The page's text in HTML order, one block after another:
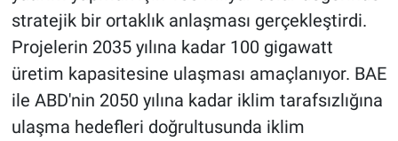
stratejik bir ortaklık anlaşması gerçekleştirdi.
Projelerin 2035 yılına kadar 100 gigawatt
üretim kapasitesine ulaşması amaçlanıyor. BAE
ile ABD'nin 2050 yılına kadar iklim tarafsızlığına
ulaşma hedefleri doğrultusunda iklim